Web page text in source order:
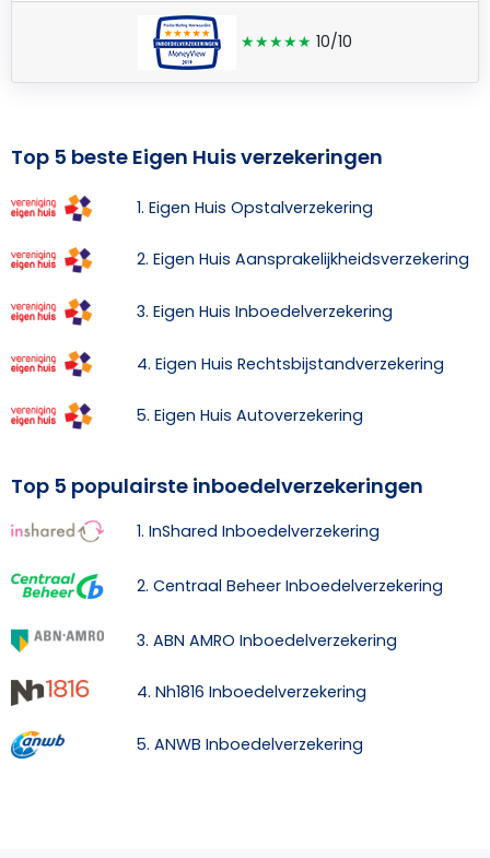
★★★★★ 10/10
Top 5 beste Eigen Huis verzekeringen
1. Eigen Huis Opstalverzekering
2. Eigen Huis Aansprakelijkheidsverzekering
3. Eigen Huis Inboedelverzekering
4. Eigen Huis Rechtsbijstandverzekering
5. Eigen Huis Autoverzekering
Top 5 populairste inboedelverzekeringen
1. InShared Inboedelverzekering
2. Centraal Beheer Inboedelverzekering
3. ABN AMRO Inboedelverzekering
4. Nh1816 Inboedelverzekering
5. ANWB Inboedelverzekering